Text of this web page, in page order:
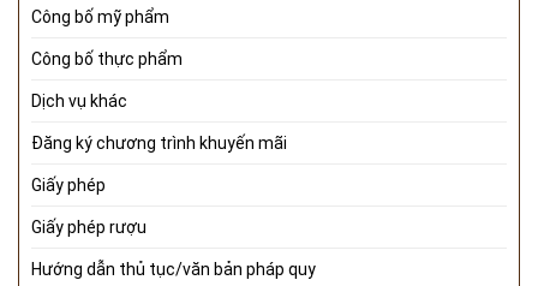
Công bố mỹ phẩm
Công bố thực phẩm
Dịch vụ khác
Đăng ký chương trình khuyến mãi
Giấy phép
Giấy phép rượu
Hướng dẫn thủ tục/văn bản pháp quy